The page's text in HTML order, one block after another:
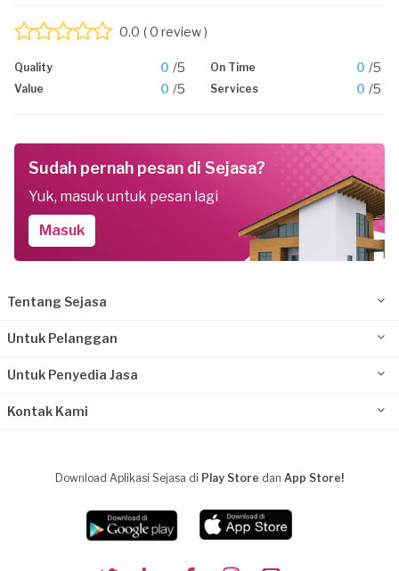
0.0 ( 0 review )
Quality 0 /5 On Time 0 /5
Value 0 /5 Services 0 /5
Sudah pernah pesan di Sejasa?
Yuk, masuk untuk pesan lagi
Masuk
Tentang Sejasa
Untuk Pelanggan
Untuk Penyedia Jasa
Kontak Kami
Download Aplikasi Sejasa di Play Store dan App Store!